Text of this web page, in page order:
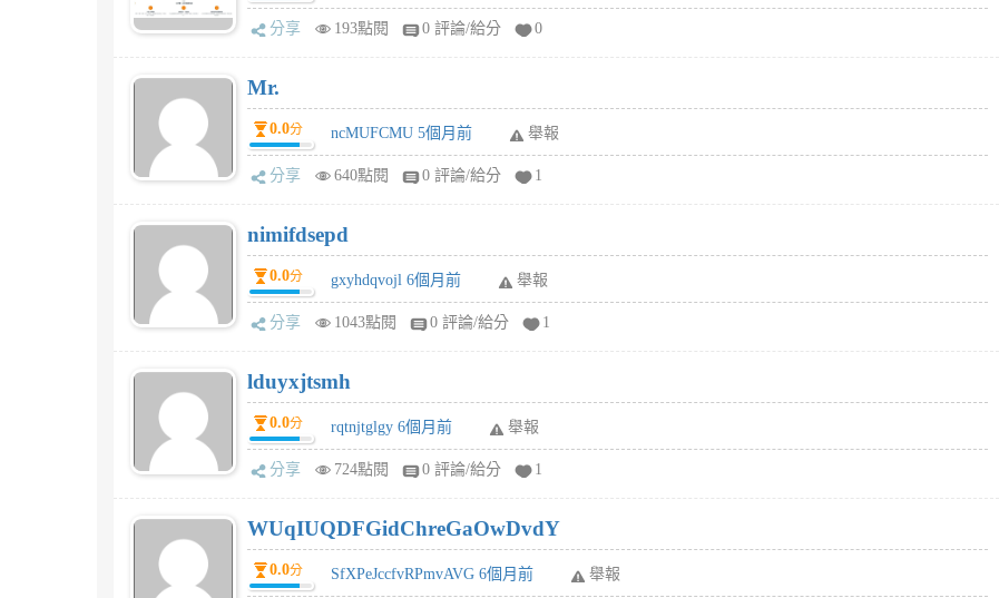
分享 193點閱 0 評論/給分 0
Mr.
0.0分 ncMUFCMU 5個月前 舉報
分享 640點閱 0 評論/給分 1
nimifdsepd
0.0分 gxyhdqvojl 6個月前 舉報
分享 1043點閱 0 評論/給分 1
lduyxjtsmh
0.0分 rqtnjtglgy 6個月前 舉報
分享 724點閱 0 評論/給分 1
WUqIUQDFGidChreGaOwDvdY
0.0分 SfXPeJccfvRPmvAVG 6個月前 舉報